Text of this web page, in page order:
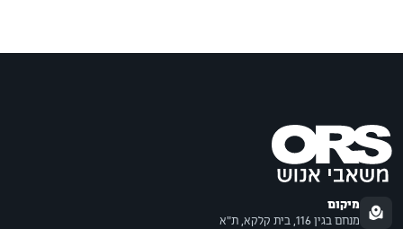
מיקום
מנחם בגין 116, בית קלקא, ת"א